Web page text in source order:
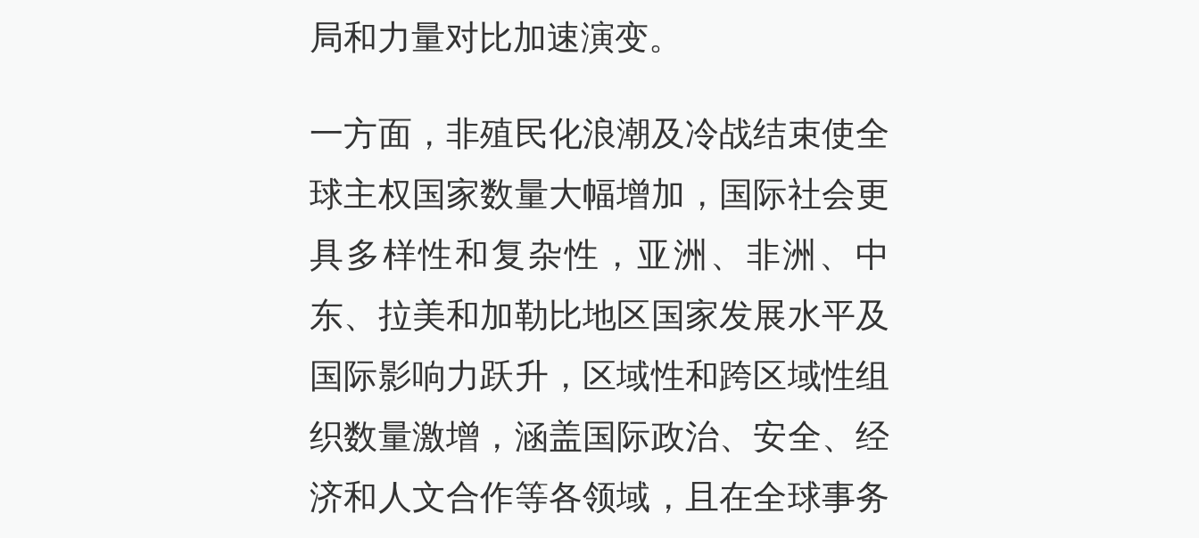
局和力量对比加速演变。
一方面，非殖民化浪潮及冷战结束使全
球主权国家数量大幅增加，国际社会更
具多样性和复杂性，亚洲、非洲、中
东、拉美和加勒比地区国家发展水平及
国际影响力跃升，区域性和跨区域性组
织数量激增，涵盖国际政治、安全、经
济和人文合作等各领域，且在全球事务